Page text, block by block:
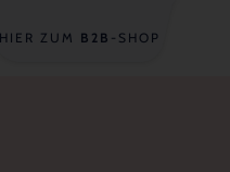
HIER ZUM B2B -SHOP